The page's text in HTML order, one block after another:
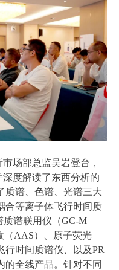
场部总监吴岩登台，
度解读了东西分析的
质谱、色谱、光谱三大
合等离子体飞行时间质
质谱联用仪（GC-M
（AAS）、原子荧光
行时间质谱仪、以及PR
的全线产品。针对不同